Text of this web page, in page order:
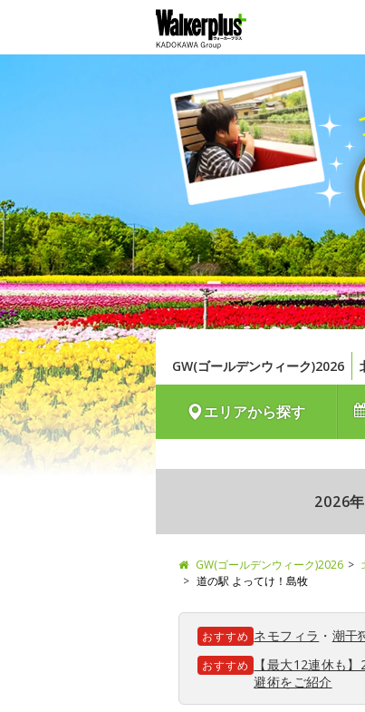
GW(ゴールデンウィーク)2026
エリアから探す
2026
GW(ゴールデンウィーク)2026
道の駅 よってけ！島牧
おすすめ ネモフィラ ・ 潮干
おすすめ
【最大12連休も
避術をご紹介